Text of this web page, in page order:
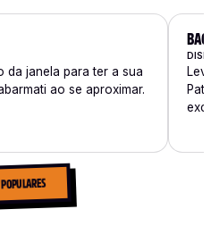
da janela para ter a sua
ao se aproximar.